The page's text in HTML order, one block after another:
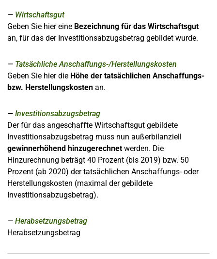
Wirtschaftsgut
Geben Sie hier eine Bezeichnung für das Wirtschaftsgut
an, für das der Investitionsabzugsbetrag gebildet wurde.
Tatsächliche Anschaffungs-/Herstellungskosten
Geben Sie hier die Höhe der tatsächlichen Anschaffungs-
bzw. Herstellungskosten an.
Investitionsabzugsbetrag
Der für das angeschaffte Wirtschaftsgut gebildete
Investitionsabzugsbetrag muss nun außerbilanziell
gewinnerhöhend hinzugerechnetwerden. Die
Hinzurechnung beträgt 40 Prozent (bis 2019) bzw. 50
Prozent (ab 2020) der tatsächlichen Anschaffungs- oder
Herstellungskosten (maximal der gebildete
Investitionsabzugsbetrag).
Herabsetzungsbetrag
Herabsetzungsbetrag